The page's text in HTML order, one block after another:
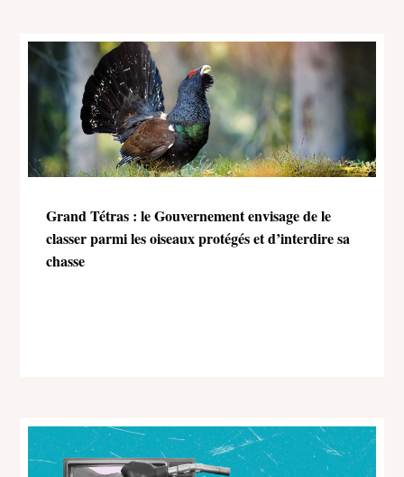
Grand Tétras : le Gouvernement envisage de le
classer parmi les oiseaux protégés et d’interdire sa
chasse